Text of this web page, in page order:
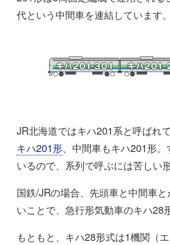
代という中間車を連結しています。
JR北海道ではキハ201系と呼ばれ
キハ201形、中間車もキハ201形
いるので、系列で呼ぶには苦しい形
国鉄/JRの場合、先頭車と中間車
いことで、急行形気動車のキハ28
もともと、キハ28形式は1機関（